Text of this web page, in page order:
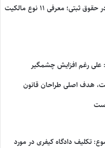
انواع مالکیت املاک در حقوق ثبتی؛ معرفی ۱۱ نوع مالکیت
رغم افزایش چشمگیر
هدف اصلی طراحان قانون
تکلیف دادگاه کیفری در مورد